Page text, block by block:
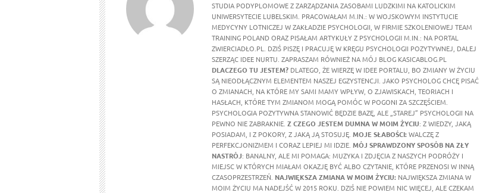
STUDIA PODYPLOMOWE Z ZARZĄDZANIA ZASOBAMI LUDZKIMI NA KATOLICKIM
UNIWERSYTECIE LUBELSKIM. PRACOWAŁAM M.IN.: W WOJSKOWYM INSTYTUCIE
MEDYCYNY LOTNICZEJ W ZAKŁADZIE PSYCHOLOGII, W FIRMIE SZKOLENIOWEJ TEAM
TRAINING POLAND ORAZ PISAŁAM ARTYKUŁY Z PSYCHOLOGII M.IN.: NA PORTAL
ZWIERCIADŁO.PL. DZIŚ PISZĘ I PRACUJĘ W KRĘGU PSYCHOLOGII POZYTYWNEJ, DALEJ
SZERZĄC IDEE NURTU. ZAPRASZAM RÓWNIEŻ NA MÓJ BLOG KASICABLOG.PL
DLACZEGO TU JESTEM? DLATEGO, ŻE WIERZĘ W IDEE PORTALU, BO ZMIANY W ŻYCIU
SĄ NIEODŁĄCZNYM ELEMENTEM NASZEJ EGZYSTENCJI. JAKO PSYCHOLOG CHCĘ PISAĆ
O ZMIANACH, NA KTÓRE MY SAMI MAMY WPŁYW, O ZJAWISKACH, TEORIACH I
HASŁACH, KTÓRE TYM ZMIANOM MOGĄ POMÓC W POGONI ZA SZCZĘŚCIEM.
PSYCHOLOGIA POZYTYWNA STANOWIĆ BĘDZIE BAZĘ, ALE „STAREJ” PSYCHOLOGII NA
PEWNO NIE ZABRAKNIE. Z CZEGO JESTEM DUMNAW MOIM ŻYCIU: Z WIEDZY, JAKĄ
POSIADAM, I Z POKORY, Z JAKĄ JĄ STOSUJĘ. MOJE SŁABOŚCI:WALCZĘ Z
PERFEKCJONIZMEM I CORAZ LEPIEJ MI IDZIE. MÓJ SPRAWDZONY SPOSÓB NA ZŁY
NASTRÓJ: BANALNY, ALE MI POMAGA: MUZYKA I ZDJĘCIA Z NASZYCH PODRÓŻY I
MIEJSC W KTÓRYCH MIAŁAM OKAZJĘ BYĆ ALBO CZYTANIE, KTÓRE PRZENOSI W INNĄ
CZASOPRZESTRZEŃ. NAJWIĘKSZA ZMIANA W MOIM ŻYCIU: NAJWIĘKSZA ZMIANA W
MOIM ŻYCIU MA NADEJŚĆ W 2015 ROKU. DZIŚ NIE POWIEM NIC WIĘCEJ, ALE CZEKAM